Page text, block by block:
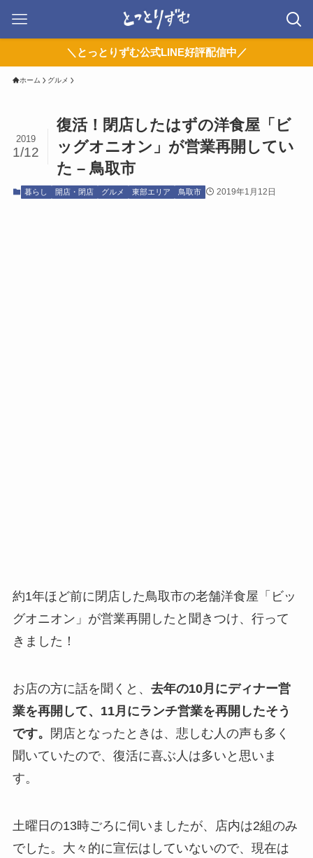
＼とっとりずむ公式LINE好評配信中／
ホーム グルメ
復活！閉店したはずの洋食屋「ビ
ッグオニオン」が営業再開してい
た – 鳥取市
2019
1/12
暮らし 開店・閉店 グルメ 東部エリア 鳥取市 2019年1月12日
約1年ほど前に閉店した鳥取市の老舗洋食屋「ビッ
グオニオン」が営業再開したと聞きつけ、行って
きました！
お店の方に話を聞くと、 去年の10月にディナー営
業を再開して、11月にランチ営業を再開したそう
です。
閉店となったときは、悲しむ人の声も多く
聞いていたので、復活に喜ぶ人は多いと思いま
す。
土曜日の13時ごろに伺いましたが、店内は2組のみ
でした。大々的に宣伝はしていないので、現在は